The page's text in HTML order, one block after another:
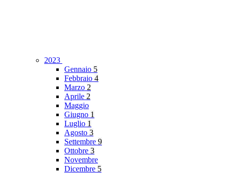
2023
Gennaio 5
Febbraio 4
Marzo 2
Aprile 2
Maggio
Giugno 1
Luglio 1
Agosto 3
Settembre 9
Ottobre 3
Novembre
Dicembre 5